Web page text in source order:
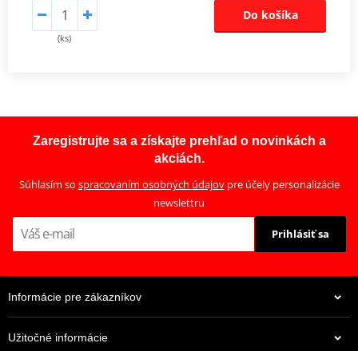
(ks)
Do košíka
Zaregistrujte sa a získajte prehľad o novinkách a
akciách.
Súhlasím so spracovaním osobných údajovpre účely personalizácie
newslettru
Prihlásiť sa
Informácie pre zákazníkov
Užitočné informácie